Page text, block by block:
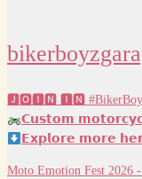
🅹🅾🅸🅽 🅸🅽
𝗖𝘂𝘀𝘁𝗼𝗺
𝗘𝘅𝗽𝗹𝗼𝗿𝗲 𝗺𝗼𝗿𝗲
Moto Emotion Fest 2026